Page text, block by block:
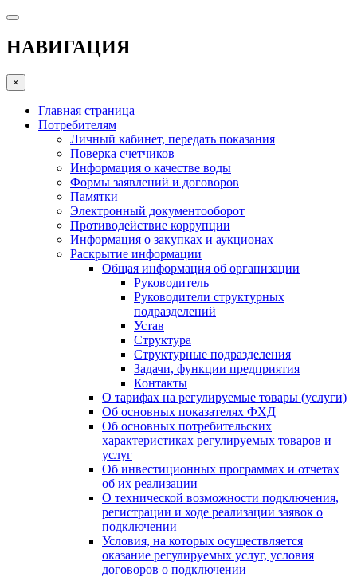
НАВИГАЦИЯ
×
Главная страница
Потребителям
Личный кабинет, передать показания
Поверка счетчиков
Информация о качестве воды
Формы заявлений и договоров
Памятки
Электронный документооборот
Противодействие коррупции
Информация о закупках и аукционах
Раскрытие информации
Общая информация об организации
Руководитель
Руководители структурных
подразделений
Устав
Структура
Структурные подразделения
Задачи, функции предприятия
Контакты
О тарифах на регулируемые товары (услуги)
Об основных показателях ФХД
Об основных потребительских
характеристиках регулируемых товаров и
услуг
Об инвестиционных программах и отчетах
об их реализации
О технической возможности подключения,
регистрации и ходе реализации заявок о
подключении
Условия, на которых осуществляется
оказание регулируемых услуг, условия
договоров о подключении